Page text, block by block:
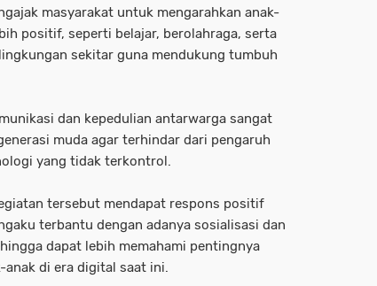
masyarakat untuk mengarahkan anak-
positif, seperti belajar, berolahraga, serta
sekitar guna mendukung tumbuh
dan kepedulian antarwarga sangat
muda agar terhindar dari pengaruh
yang tidak terkontrol.
tersebut mendapat respons positif
terbantu dengan adanya sosialisasi dan
dapat lebih memahami pentingnya
anak di era digital saat ini.